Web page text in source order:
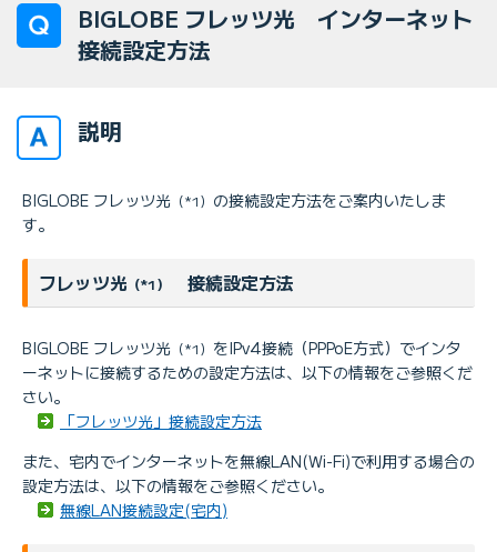
BIGLOBE フレッツ光 インターネット
接続設定方法
説明
BIGLOBE フレッツ光 （*1） の接続設定方法をご案内いたしま
す。
フレッツ光 （*1） 接続設定方法
BIGLOBE フレッツ光 （*1） をIPv4接続（PPPoE方式）でインタ
ーネットに接続するための設定方法は、以下の情報をご参照くだ
さい。
「フレッツ光」接続設定方法
また、宅内でインターネットを無線LAN(Wi-Fi)で利用する場合の
設定方法は、以下の情報をご参照ください。
無線LAN接続設定(宅内)